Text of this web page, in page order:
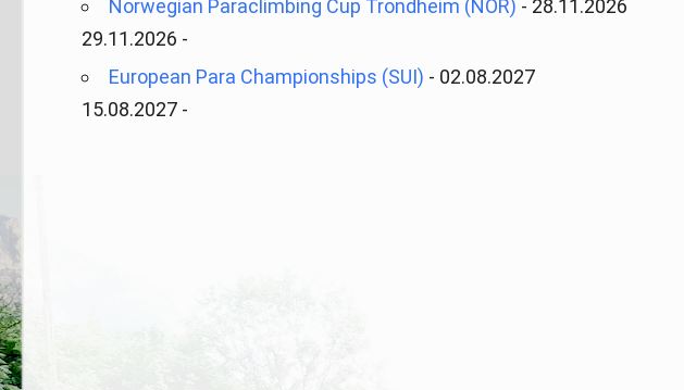
Norwegian Paraclimbing Cup Trondheim (NOR) - 28.11.2026
29.11.2026 -
European Para Championships (SUI) - 02.08.2027
15.08.2027 -